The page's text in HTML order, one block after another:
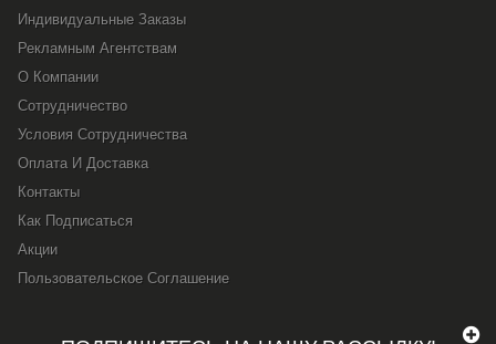
Индивидуальные Заказы
Рекламным Агентствам
О Компании
Сотрудничество
Условия Сотрудничества
Оплата И Доставка
Контакты
Как Подписаться
Акции
Пользовательское Соглашение